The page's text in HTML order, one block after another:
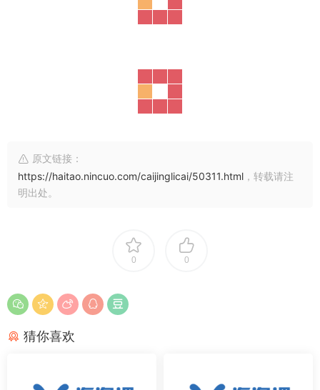
原文链接：
https://haitao.nincuo.com/caijinglicai/50311.html ，转载请注
明出处。
0 0
猜你喜欢